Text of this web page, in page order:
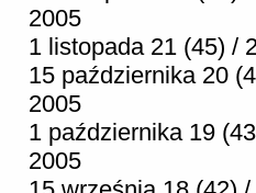
2005
1 listopada 21 (45) /
15 października 20
2005
1 października 19
2005